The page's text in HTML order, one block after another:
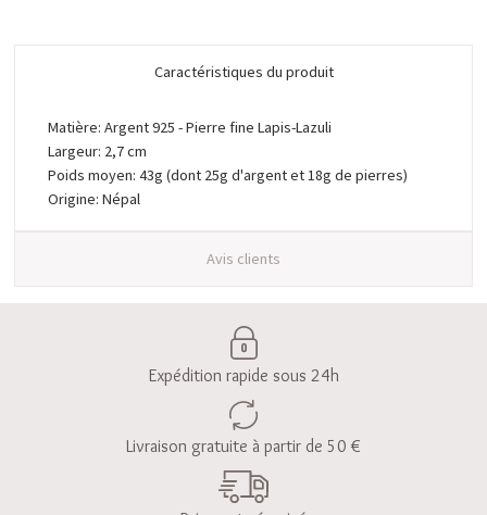
Caractéristiques du produit
Matière: Argent 925 - Pierre fine Lapis-Lazuli
Largeur: 2,7 cm
Poids moyen: 43g (dont 25g d'argent et 18g de pierres)
Origine: Népal
Avis clients
Expédition rapide sous 24h
Livraison gratuite à partir de 50 €